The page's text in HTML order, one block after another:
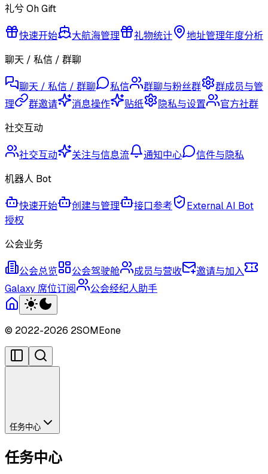
礼兮 Oh Gift
快速开始 大航海管理 礼物统计 地址管理年度分析
聊天 / 私信 / 群聊
聊天 / 私信 / 群聊 私信 群聊与粉丝群
群成员与管
理
群邀请 消息操作 贴纸 隐私与设置
官方社群
社交互动
社交互动 关注与信息流 通知中心
信件与隐私
机器人 Bot
快速开始 创建与管理 接口参考
External AI Bot
授权
公会业务
公会总览 公会驾驶舱 成员与营收
邀请与加入
Galaxy 席位订阅
公会经纪人助手
© 2022-2026 2SOMEone
任务中心
任务中心